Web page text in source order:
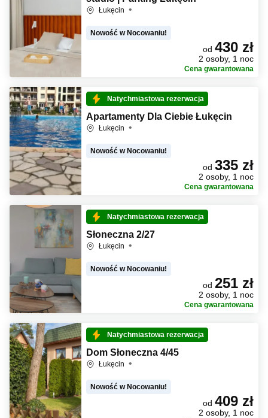
Łukęcin
Nowość w Nocowaniu!
od 430 zł
2 osoby, 1 noc
Cena gwarantowana
Natychmiastowa rezerwacja
Apartamenty Dla Ciebie Łukęcin
Łukęcin
Nowość w Nocowaniu!
od 335 zł
2 osoby, 1 noc
Cena gwarantowana
Natychmiastowa rezerwacja
Słoneczna 2/27
Łukęcin
Nowość w Nocowaniu!
od 251 zł
2 osoby, 1 noc
Cena gwarantowana
Natychmiastowa rezerwacja
Dom Słoneczna 4/45
Łukęcin
Nowość w Nocowaniu!
od 409 zł
2 osoby, 1 noc